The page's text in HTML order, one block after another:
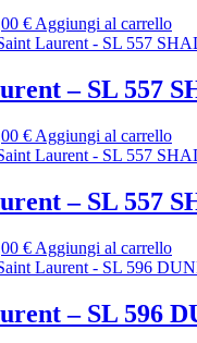
€.
€Il
prezzo
255,00 €.
Aggiungi al carrello
– SL 557
€.
€Il
prezzo
255,00 €.
Aggiungi al carrello
– SL 557
€.
€Il
prezzo
255,00 €.
Aggiungi al carrello
– SL 596